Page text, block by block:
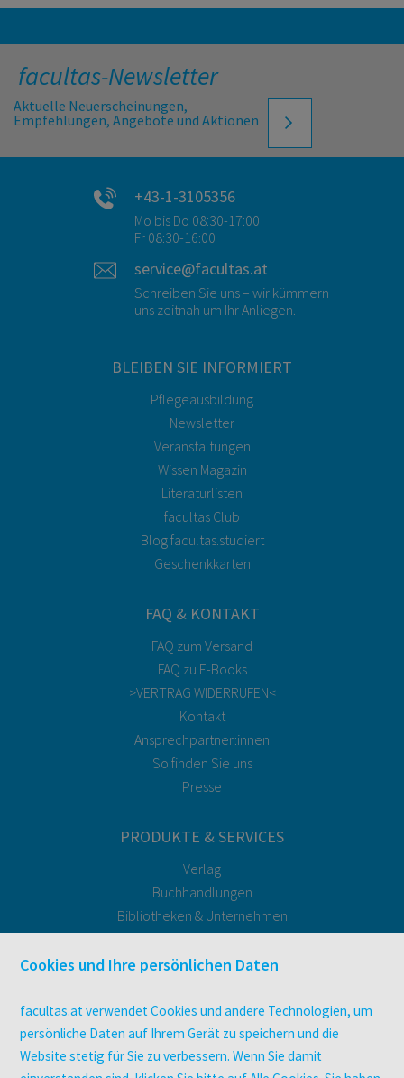
facultas-Newsletter
Aktuelle Neuerscheinungen,
Empfehlungen, Angebote und Aktionen
+43-1-3105356
Mo bis Do 08:30-17:00
Fr 08:30-16:00
service@facultas.at
Schreiben Sie uns – wir kümmern
uns zeitnah um Ihr Anliegen.
BLEIBEN SIE INFORMIERT
Pflegeausbildung
Newsletter
Veranstaltungen
Wissen Magazin
Literaturlisten
facultas Club
Blog facultas.studiert
Geschenkkarten
FAQ & KONTAKT
FAQ zum Versand
FAQ zu E-Books
>VERTRAG WIDERRUFEN<
Kontakt
Ansprechpartner:innen
So finden Sie uns
Presse
PRODUKTE & SERVICES
Verlag
Buchhandlungen
Bibliotheken & Unternehmen
Druckerei facultas druckt.
Zeitschriften
Digitale Angebote
Cookies und Ihre persönlichen Daten
facultas.at verwendet Cookies und andere Technologien, um
persönliche Daten auf Ihrem Gerät zu speichern und die
Website stetig für Sie zu verbessern. Wenn Sie damit